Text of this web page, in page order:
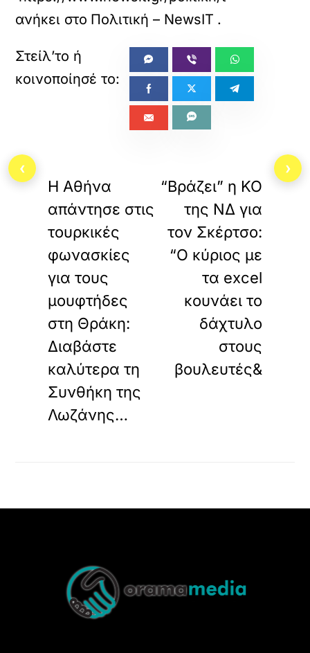
ανήκει στο Πολιτική – NewsIT .
«
Η Αθήνα
απάντησε στις
τουρκικές
φωνασκίες
για τους
μουφτήδες
στη Θράκη:
Διαβάστε
καλύτερα τη
Συνθήκη της
Λωζάνης…
»
“Βράζει” η ΚΟ
της ΝΔ για
τον Σκέρτσο:
“Ο κύριος με
τα excel
κουνάει το
δάχτυλο
στους
βουλευτές&
Top
‹ ›